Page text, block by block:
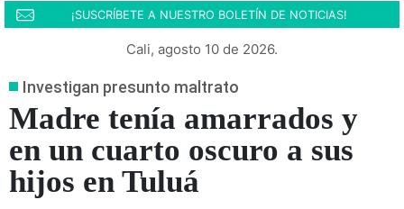
¡SUSCRÍBETE A NUESTRO BOLETÍN DE NOTICIAS!
Cali, agosto 10 de 2026.
Investigan presunto maltrato
Madre tenía amarrados y
en un cuarto oscuro a sus
hijos en Tuluá